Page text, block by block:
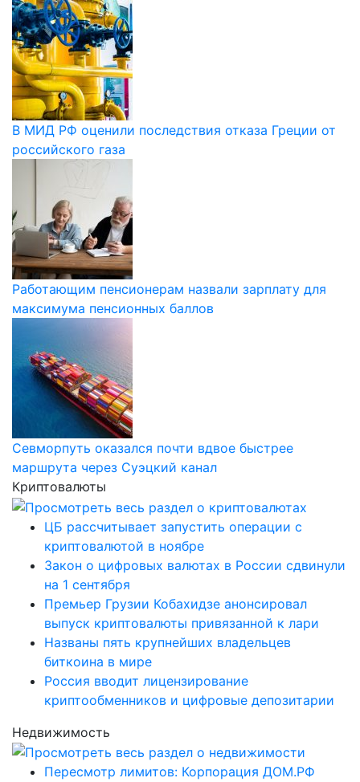
В МИД РФ оценили последствия отказа Греции от
российского газа
Работающим пенсионерам назвали зарплату для
максимума пенсионных баллов
Севморпуть оказался почти вдвое быстрее
маршрута через Суэцкий канал
Криптовалюты
ЦБ рассчитывает запустить операции с
криптовалютой в ноябре
Закон о цифровых валютах в России сдвинули
на 1 сентября
Премьер Грузии Кобахидзе анонсировал
выпуск криптовалюты привязанной к лари
Названы пять крупнейших владельцев
биткоина в мире
Россия вводит лицензирование
криптообменников и цифровые депозитарии
Недвижимость
Пересмотр лимитов: Корпорация ДОМ.РФ